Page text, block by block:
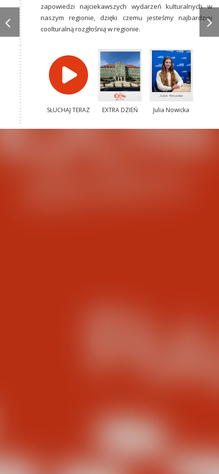
zapowiedzi najciekawszych wydarzeń kulturalnych w
naszym regionie, dzięki czemu jesteśmy najbardziej
coolturalną rozgłośnią w regionie.
SŁUCHAJ TERAZ EXTRA DZIEŃ Julia Nowicka